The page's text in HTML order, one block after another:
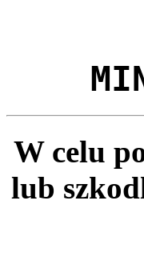
W celu
lub